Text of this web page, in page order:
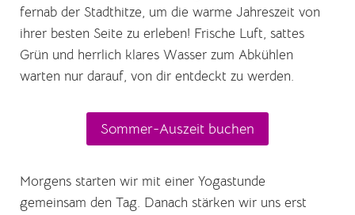
fernab der Stadthitze, um die warme Jahreszeit von
ihrer besten Seite zu erleben! Frische Luft, sattes
Grün und herrlich klares Wasser zum Abkühlen
warten nur darauf, von dir entdeckt zu werden.
Sommer-Auszeit buchen
Morgens starten wir mit einer Yogastunde
gemeinsam den Tag. Danach stärken wir uns erst